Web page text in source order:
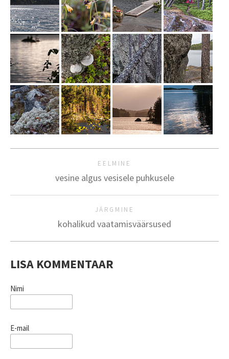
EELMINE
vesine algus vesisele puhkusele
JÄRGMINE
kohalikud vaatamisväärsused
LISA KOMMENTAAR
Nimi
E-mail